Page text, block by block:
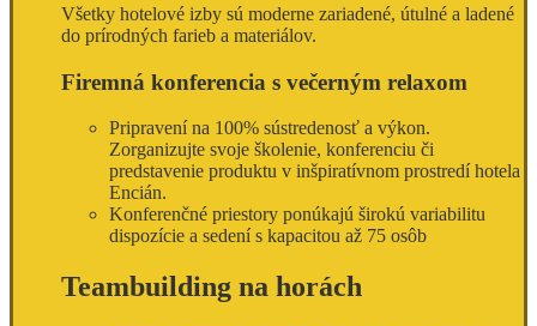
Všetky hotelové izby sú moderne zariadené, útulné a ladené
do prírodných farieb a materiálov.
Firemná konferencia s večerným relaxom
Pripravení na 100% sústredenosť a výkon.
Zorganizujte svoje školenie, konferenciu či
predstavenie produktu v inšpiratívnom prostredí hotela
Encián.
Konferenčné priestory ponúkajú širokú variabilitu
dispozície a sedení s kapacitou až 75 osôb
Teambuilding na horách